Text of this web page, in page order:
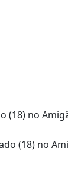
(18) no